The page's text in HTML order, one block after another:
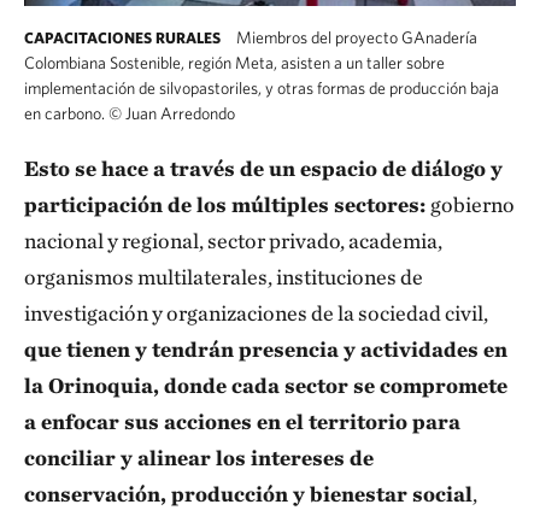
CAPACITACIONES RURALES
Miembros del proyecto GAnadería
Colombiana Sostenible, región Meta, asisten a un taller sobre
implementación de silvopastoriles, y otras formas de producción baja
en carbono. © Juan Arredondo
Esto se hace a través de un espacio de diálogo y
participación de los múltiples sectores: gobierno
nacional y regional, sector privado, academia,
organismos multilaterales, instituciones de
investigación y organizaciones de la sociedad civil,
que tienen y tendrán presencia y actividades en
la Orinoquia, donde cada sector se compromete
a enfocar sus acciones en el territorio para
conciliar y alinear los intereses de
conservación, producción y bienestar social,